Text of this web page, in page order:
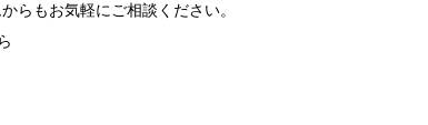
らもお気軽にご相談ください。